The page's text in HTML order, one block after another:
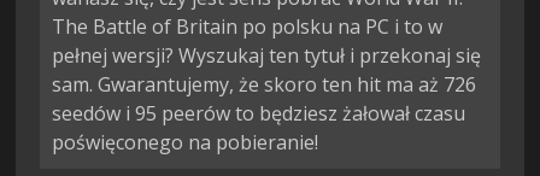
The Battle of Britain po polsku na PC i to w
pełnej wersji? Wyszukaj ten tytuł i przekonaj się
sam. Gwarantujemy, że skoro ten hit ma aż 726
seedów i 95 peerów to będziesz żałował czasu
poświęconego na pobieranie!